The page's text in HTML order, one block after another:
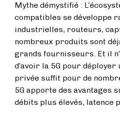
Mythe démystifié :
compatibles se développe
industrielles, routeurs,
nombreux produits sont
grands fournisseurs. Et il
d’avoir la 5G pour déployer
privée suffit pour de
5G apporte des avantages
débits plus élevés, latence